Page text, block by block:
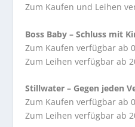
Zum Kaufen und Leihen
Boss Baby – Schluss mit
Zum Kaufen verfügbar ab
Zum Leihen verfügbar ab
Stillwater – Gegen jeden
Zum Kaufen verfügbar ab
Zum Leihen verfügbar ab